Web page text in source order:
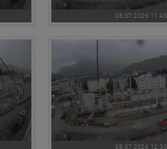
08.07.2026 11:45
08.07.2026 12:30